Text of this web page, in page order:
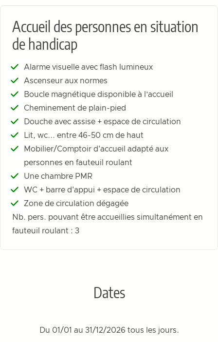
Accueil des personnes en situation
de handicap
Alarme visuelle avec flash lumineux
Ascenseur aux normes
Boucle magnétique disponible à l’accueil
Cheminement de plain-pied
Douche avec assise + espace de circulation
Lit, wc... entre 46-50 cm de haut
Mobilier/Comptoir d'accueil adapté aux
personnes en fauteuil roulant
Une chambre PMR
WC + barre d'appui + espace de circulation
Zone de circulation dégagée
Nb. pers. pouvant être accueillies simultanément en
fauteuil roulant : 3
Dates
Du 01/01 au 31/12/2026 tous les jours.